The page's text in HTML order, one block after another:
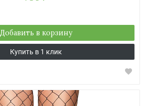
Добавить в корзину
Купить в 1 клик